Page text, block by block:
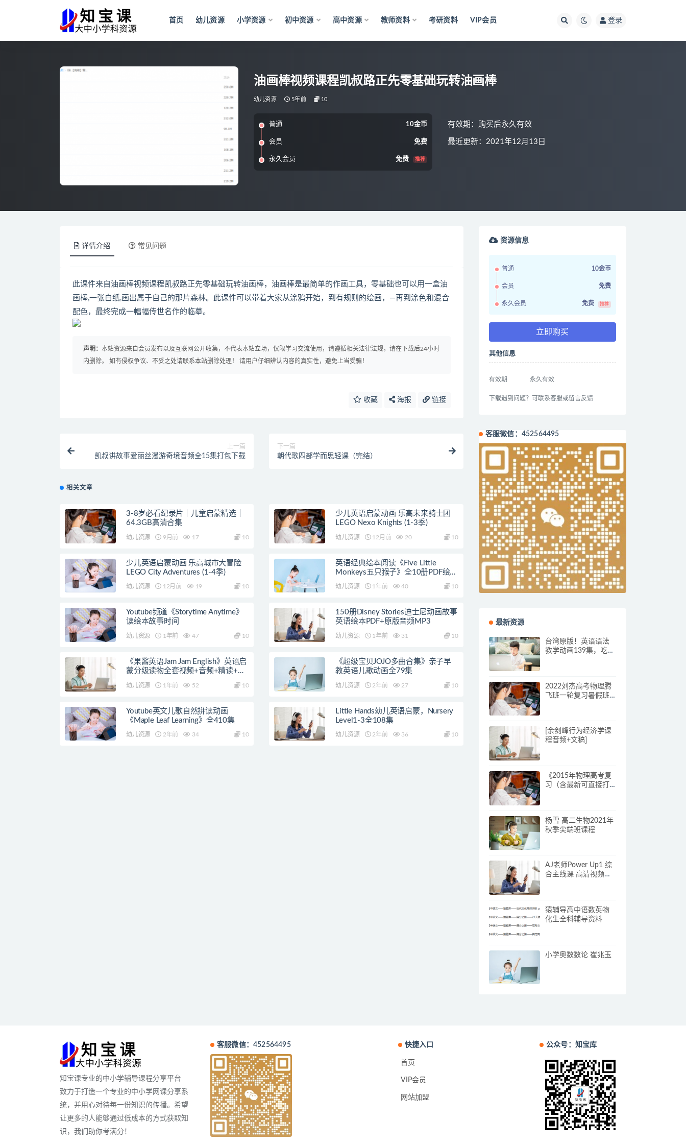
首页 幼儿资源 小学资源 初中资源 高中资源 教师资料 考研资料 VIP会员 登录
油画棒视频课程凯叔路正先零基础玩转油画棒
幼儿资源 5年前 10
普通 10金币
会员 免费
永久会员 免费 推荐
有效期：购买后永久有效
最近更新：2021年12月13日
详情介绍 常见问题
此课件来自油画棒视频课程凯叔路正先零基础玩转油画棒，油画棒是最简单的作画工具，零基础也可以用一盒油
画棒,一张白纸,画出属于自己的那片森林。此课件可以带着大家从涂鸦开始，到有规则的绘画，—再到涂色和混合
配色，最终完成一幅幅传世名作的临摹。
声明： 本站资源来自会员发布以及互联网公开收集，不代表本站立场，仅限学习交流使用，请遵循相关法律法规，请在下载后24小时
内删除。 如有侵权争议、不妥之处请联系本站删除处理！ 请用户仔细辨认内容的真实性，避免上当受骗！
收藏 海报 链接
上一篇
凯叔讲故事爱丽丝漫游奇境音频全15集打包下载
下一篇
朝代歌四部学而思轻课（完结）
相关文章
3-8岁必看纪录片｜儿童启蒙精选｜
64.3GB高清合集
幼儿资源 9月前 17 10
少儿英语启蒙动画 乐高未来骑士团
LEGO Nexo Knights (1-3季)
幼儿资源 12月前 20 10
少儿英语启蒙动画 乐高城市大冒险
LEGO City Adventures (1-4季)
幼儿资源 12月前 19 10
英语经典绘本阅读《Five Little
Monkeys五只猴子》全10册PDF绘本
+音频
幼儿资源 1年前 40 10
Youtube频道《Storytime Anytime》
读绘本故事时间
幼儿资源 1年前 47 10
150册Disney Stories迪士尼动画故事
英语绘本PDF+原版音频MP3
幼儿资源 1年前 31 10
《果酱英语Jam Jam English》英语启
蒙分级读物全套视频+音频+精读+教
案
幼儿资源 1年前 52 10
《超级宝贝JOJO多曲合集》亲子早
教英语儿歌动画全79集
幼儿资源 2年前 27 10
Youtube英文儿歌自然拼读动画
《Maple Leaf Learning》全410集
幼儿资源 2年前 34 10
Little Hands幼儿英语启蒙，Nursery
Level1-3全108集
幼儿资源 2年前 36 10
资源信息
普通 10金币
会员 免费
永久会员 免费 推荐
立即购买
其他信息
有效期 永久有效
下载遇到问题？可联系客服或留言反馈
客服微信：452564495
最新资源
台湾原版！英语语法
教学动画139集，吃透
2022刘杰高考物理腾
飞班一轮复习暑假班
[余剑峰行为经济学课
程音频+文稿]
《2015年物理高考复
习（含最新可直接打
杨雪 高二生物2021年
秋季尖端班课程
AJ老师Power Up1 综
合主线课 高清视频课
猿辅导高中语数英物
化生全科辅导资料
小学奥数数论 崔兆玉
知宝课专业的中小学辅导课程分享平台
致力于打造一个专业的中小学网课分享系
统，并用心对待每一份知识的传播。希望
让更多的人能够通过低成本的方式获取知
识，我们助你考满分！
客服微信：452564495 快捷入口
首页
VIP会员
网站加盟
公众号：知宝库